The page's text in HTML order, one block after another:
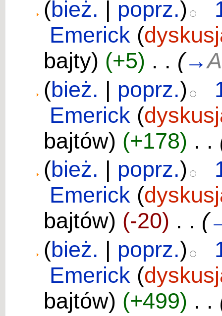
(bież. | poprz.)
Emerick (
bajty) (+5) . . (→
(bież. | poprz.)
Emerick (
bajtów) (+178) . .
(bież. | poprz.)
Emerick (
bajtów) (-20) . . (
(bież. | poprz.)
Emerick (
bajtów) (+499) . .